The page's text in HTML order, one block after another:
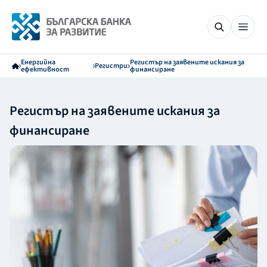
Енергийна
ефективност Регистри Регистър на заявените искания за
финансиране
Регистър на заявените искания за
финансиране